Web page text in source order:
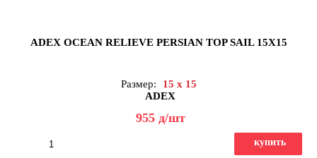
ADEX OCEAN RELIEVE PERSIAN TOP SAIL 15X15
Размер:
15 x 15
ADEX
955 д/шт
купить